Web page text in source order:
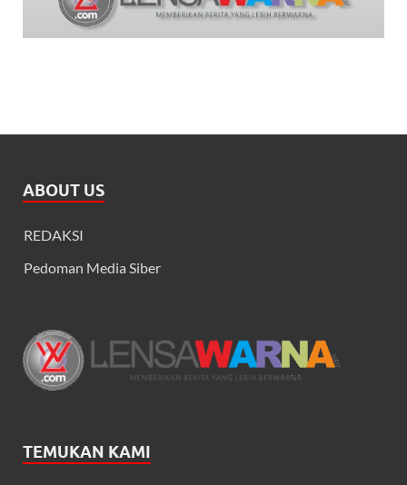
ABOUT US
REDAKSI
Pedoman Media Siber
TEMUKAN KAMI